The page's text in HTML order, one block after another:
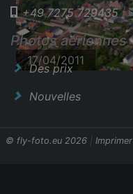
17/04/2011
+49 7275 729435|
Photos aériennes
Des prix
Nouvelles
© fly-foto.eu 2026 | Imprimer